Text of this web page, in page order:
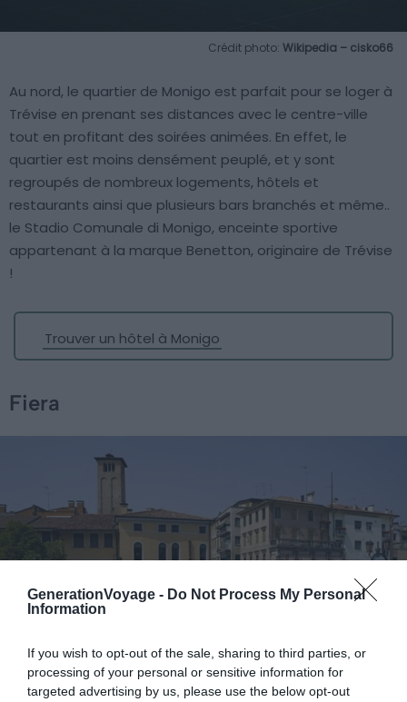
GenerationVoyage - Do Not Process My Personal
Information
If you wish to opt-out of the sale, sharing to third parties, or
processing of your personal or sensitive information for
targeted advertising by us, please use the below opt-out
Crédit photo: Wikipedia – cisko66
Au nord, le quartier de Monigo est parfait pour se loger à
Trévise en prenant ses distances avec le centre-ville
tout en profitant des soirées animées. En effet, le
quartier est moins densément peuplé, et y sont
regroupés de nombreux logements, hôtels et
restaurants ainsi que plusieurs bars branchés et même..
le Stadio Comunale di Monigo, enceinte sportive
appartenant à la marque Benetton, originaire de Trévise
!
Trouver un hôtel à Monigo
Fiera